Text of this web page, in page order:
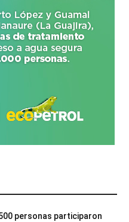
personas participaron